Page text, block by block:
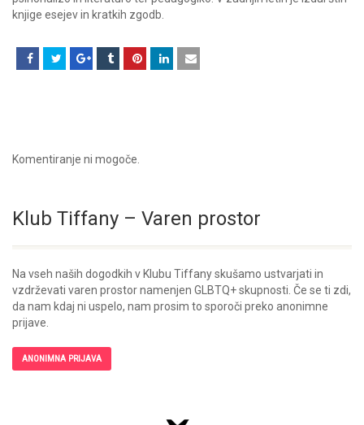
knjige esejev in kratkih zgodb.
Komentiranje ni mogoče.
Klub Tiffany – Varen prostor
Na vseh naših dogodkih v Klubu Tiffany skušamo ustvarjati in
vzdrževati varen prostor namenjen GLBTQ+ skupnosti. Če se ti zdi,
da nam kdaj ni uspelo, nam prosim to sporoči preko anonimne
prijave.
ANONIMNA PRIJAVA